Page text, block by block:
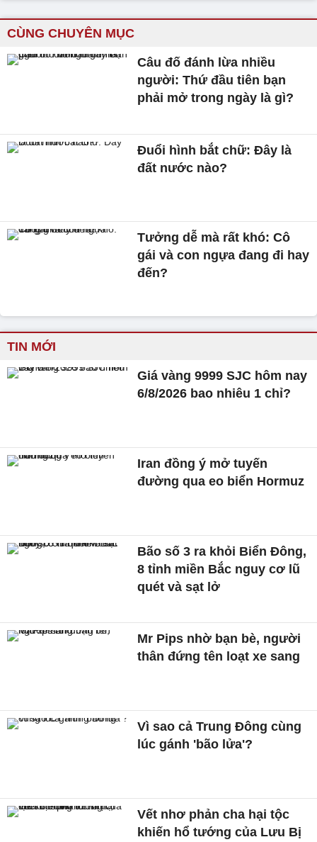
CÙNG CHUYÊN MỤC
Câu đố đánh lừa nhiều
người: Thứ đầu tiên bạn
phải mở trong ngày là gì?
Đuổi hình bắt chữ: Đây là
đất nước nào?
Tưởng dễ mà rất khó: Cô
gái và con ngựa đang đi hay
đến?
TIN MỚI
Giá vàng 9999 SJC hôm nay
6/8/2026 bao nhiêu 1 chỉ?
Iran đồng ý mở tuyến
đường qua eo biển Hormuz
Bão số 3 ra khỏi Biển Đông,
8 tỉnh miền Bắc nguy cơ lũ
quét và sạt lở
Mr Pips nhờ bạn bè, người
thân đứng tên loạt xe sang
Vì sao cả Trung Đông cùng
lúc gánh 'bão lửa'?
Vết nhơ phản cha hại tộc
khiến hổ tướng của Lưu Bị